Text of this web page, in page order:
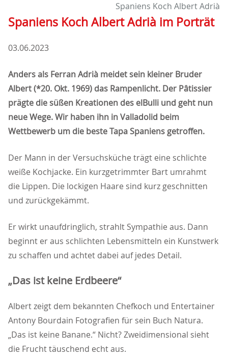
Spaniens Koch Albert Adrià
Spaniens Koch Albert Adrià im Porträt
03.06.2023
Anders als Ferran Adrià meidet sein kleiner Bruder
Albert (*20. Okt. 1969) das Rampenlicht. Der Pâtissier
prägte die süßen Kreationen des elBulli und geht nun
neue Wege. Wir haben ihn in Valladolid beim
Wettbewerb um die beste Tapa Spaniens getroffen.
Der Mann in der Versuchsküche trägt eine schlichte
weiße Kochjacke. Ein kurzgetrimmter Bart umrahmt
die Lippen. Die lockigen Haare sind kurz geschnitten
und zurückgekämmt.
Er wirkt unaufdringlich, strahlt Sympathie aus. Dann
beginnt er aus schlichten Lebensmitteln ein Kunstwerk
zu schaffen und achtet dabei auf jedes Detail.
Das ist keine Erdbeere“
Albert zeigt dem bekannten Chefkoch und Entertainer
Antony Bourdain Fotografien für sein Buch Natura.
Das ist keine Banane.“ Nicht? Zweidimensional sieht
die Frucht täuschend echt aus.